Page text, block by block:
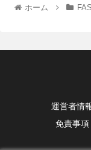
ホーム
運営者情
免責事項